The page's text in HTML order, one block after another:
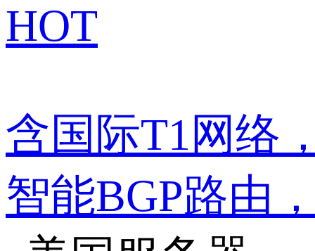
HOT
含国际T1网络
智能BGP路由